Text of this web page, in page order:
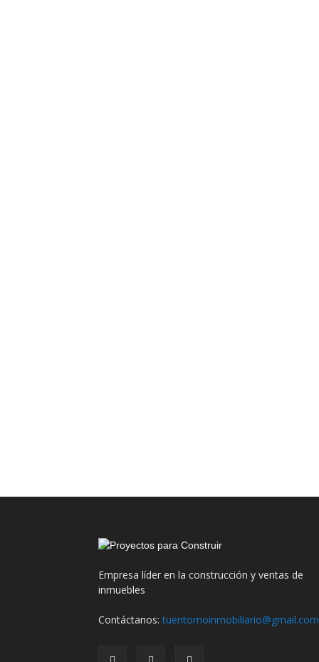
Empresa líder en la construcción y ventas de
inmuebles
Contáctanos:tuentornoinmobiliario@gmail.com